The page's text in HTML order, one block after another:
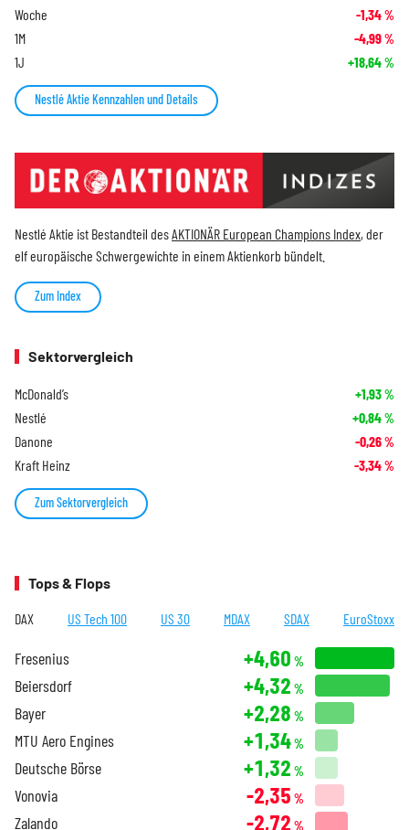
Woche -1,34%
1M -4,99%
1J +18,64%
Nestlé Aktie Kennzahlen und Details
Nestlé Aktie ist Bestandteil desAKTIONÄR European Champions Index, der
elf europäische Schwergewichte in einem Aktienkorb bündelt.
Zum Index
Sektorvergleich
McDonald’s +1,93%
Nestlé +0,84%
Danone -0,26%
Kraft Heinz -3,34%
Zum Sektorvergleich
Tops & Flops
DAX US Tech 100 US 30 MDAX SDAX EuroStoxx
Fresenius +4,60 %
Beiersdorf +4,32 %
Bayer +2,28 %
MTU Aero Engines +1,34%
Deutsche Börse +1,32 %
Vonovia -2,35 %
Zalando -2,72 %